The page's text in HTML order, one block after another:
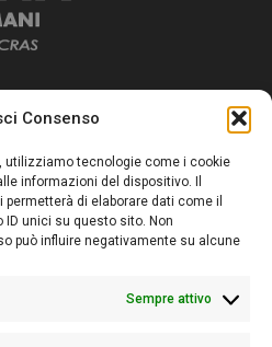
Consenso
utilizziamo tecnologie come i cookie
informazioni del dispositivo. Il
di elaborare dati come il
unici su questo sito. Non
può influire negativamente su alcune
Sempre attivo
per informare “liberamente” i
al nostro futuro